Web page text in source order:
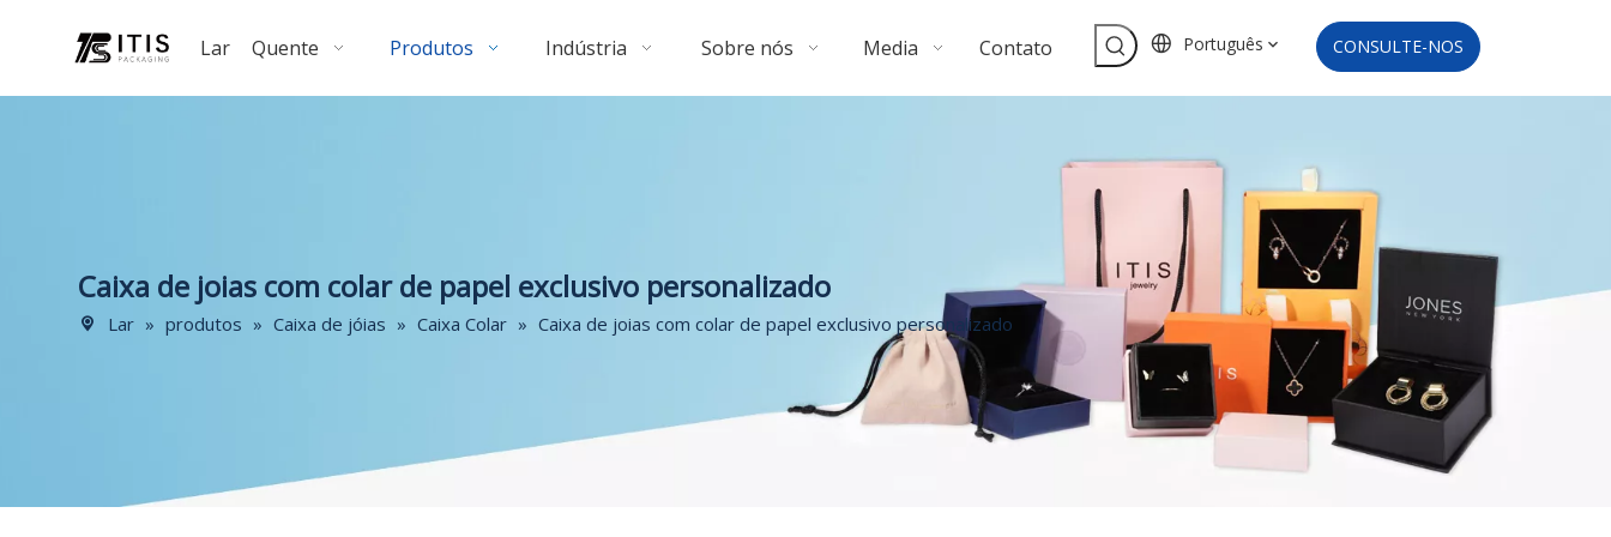
Lar Quente Produtos Indústria Sobre nós Media Contato Português CONSULTE-NOS
Caixa de joias com colar de papel exclusivo personalizado
Lar » produtos » Caixa de jóias » Caixa Colar » Caixa de joias com colar de papel exclusivo personalizado